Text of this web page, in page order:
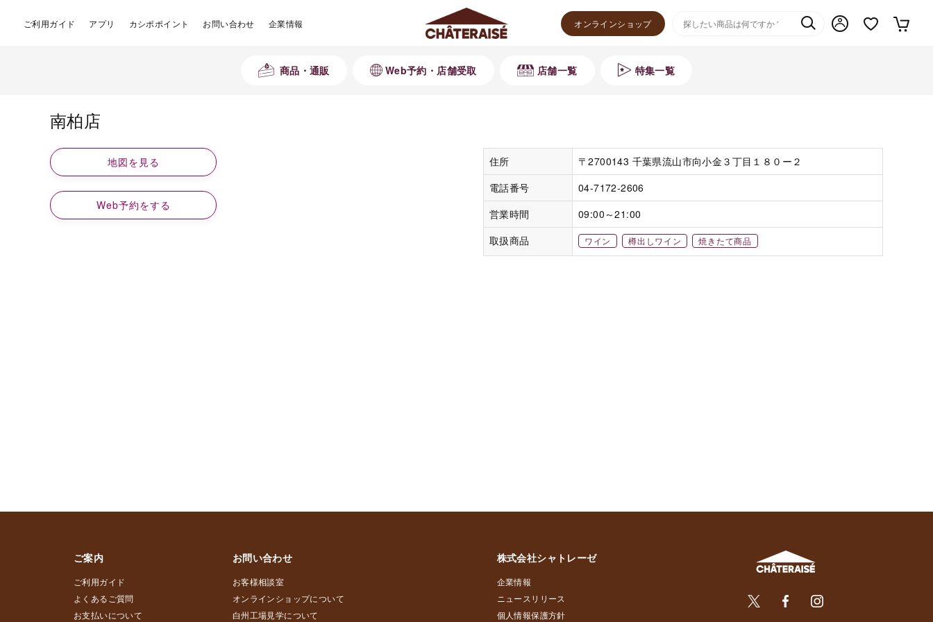
ご利用ガイド アプリ カシポポイント お問い合わせ 企業情報 オンラインショップ
商品・通販 Web予約・店舗受取 店舗一覧 特集一覧
南柏店
住所
〒2700143 千葉県流山市向小金３丁目１８０ー２
電話番号
04-7172-2606
営業時間
09:00～21:00
取扱商品
ワイン 樽出しワイン 焼きたて商品
地図を見る
Web予約をする
ご案内
ご利用ガイド
よくあるご質問
お支払いについて
お問い合わせ
お客様相談室
オンラインショップについて
白州工場見学について
株式会社シャトレーゼ
企業情報
ニュースリリース
個人情報保護方針